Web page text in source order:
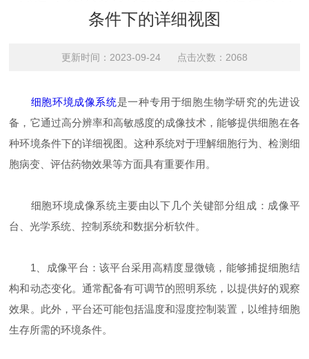
条件下的详细视图
更新时间：2023-09-24 点击次数：2068
细胞环境成像系统是一种专用于细胞生物学研究的先进设
备，它通过高分辨率和高敏感度的成像技术，能够提供细胞在各
种环境条件下的详细视图。这种系统对于理解细胞行为、检测细
胞病变、评估药物效果等方面具有重要作用。
细胞环境成像系统主要由以下几个关键部分组成：成像平
台、光学系统、控制系统和数据分析软件。
1、成像平台：该平台采用高精度显微镜，能够捕捉细胞结
构和动态变化。通常配备有可调节的照明系统，以提供好的观察
效果。此外，平台还可能包括温度和湿度控制装置，以维持细胞
生存所需的环境条件。